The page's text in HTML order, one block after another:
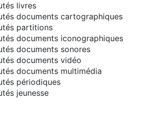
livres
documents cartographiques
partitions
documents iconographiques
documents sonores
documents vidéo
documents multimédia
périodiques
jeunesse